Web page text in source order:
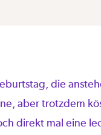
die
aber trotzdem
direkt mal eine